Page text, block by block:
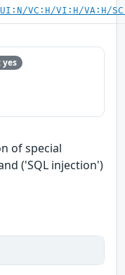
VC:H/VI:H/VA:H/
of special
('SQL injection')